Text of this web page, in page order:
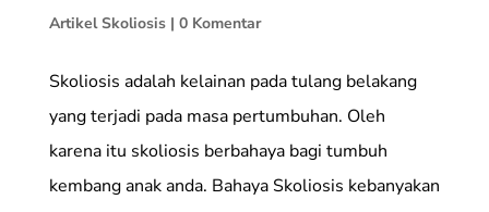
Artikel Skoliosis| 0 Komentar
Skoliosis adalah kelainan pada tulang belakang
yang terjadi pada masa pertumbuhan. Oleh
karena itu skoliosis berbahaya bagi tumbuh
kembang anak anda. Bahaya Skoliosis kebanyakan